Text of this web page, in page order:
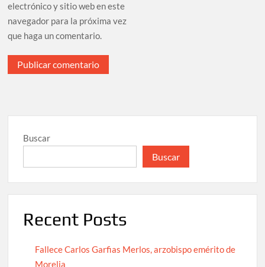
electrónico y sitio web en este
navegador para la próxima vez
que haga un comentario.
Buscar
Buscar
Recent Posts
Fallece Carlos Garfias Merlos, arzobispo emérito de
Morelia